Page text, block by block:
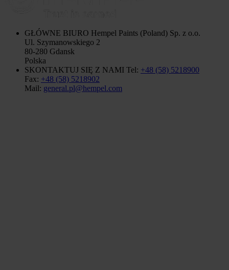
GŁÓWNE BIURO Hempel Paints (Poland) Sp. z o.o.
Ul. Szymanowskiego 2
80-280 Gdansk
Polska
SKONTAKTUJ SIĘ Z NAMI Tel: +48 (58) 5218900
Fax: +48 (58) 5218902
Mail: general.pl@hempel.com